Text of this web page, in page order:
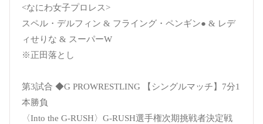
<なにわ女子プロレス>
スペル・デルフィン & フライング・ペンギン● & レデ
ィせりな & スーパーW
※正田落とし
第3試合 ◆G PROWRESTLING 【シングルマッチ】7分1
本勝負
〈Into the G-RUSH〉G-RUSH選手権次期挑戦者決定戦